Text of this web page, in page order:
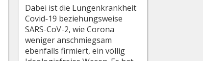
Dabei ist die Lungenkrankheit
Covid-19 beziehungsweise
SARS-CoV-2, wie Corona
weniger anschmiegsam
ebenfalls firmiert, ein völlig